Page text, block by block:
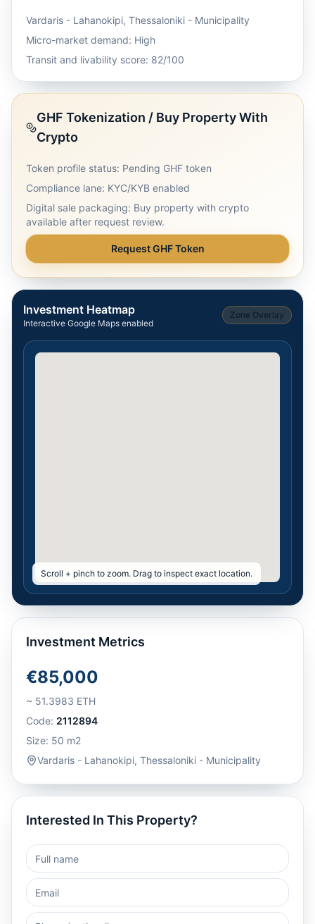
Vardaris - Lahanokipi, Thessaloniki - Municipality
Micro-market demand: High
Transit and livability score: 82/100
GHF Tokenization / Buy Property With
Crypto
Token profile status: Pending GHF token
Compliance lane: KYC/KYB enabled
Digital sale packaging: Buy property with crypto
available after request review.
Request GHF Token
Investment Heatmap
Interactive Google Maps enabled
Zone Overlay
Scroll + pinch to zoom. Drag to inspect exact location.
Investment Metrics
€85,000
~ 51.3983 ETH
Code: 2112894
Size: 50 m2
Vardaris - Lahanokipi, Thessaloniki - Municipality
Interested In This Property?